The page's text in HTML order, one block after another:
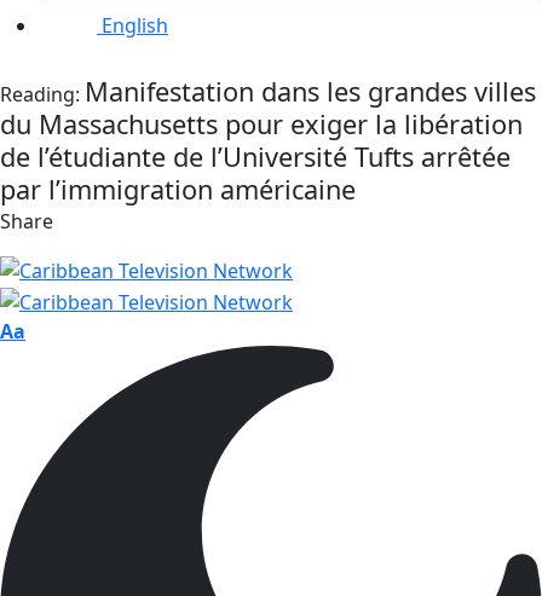
English
Reading: Manifestation dans les grandes villes
du Massachusetts pour exiger la libération
de l’étudiante de l’Université Tufts arrêtée
par l’immigration américaine
Share
Aa